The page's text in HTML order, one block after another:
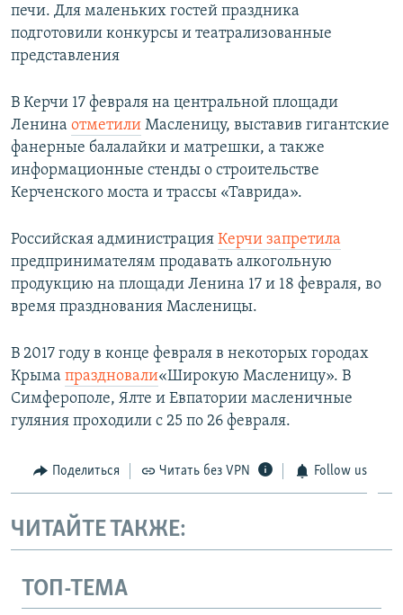
печи. Для маленьких гостей праздника
подготовили конкурсы и театрализованные
представления
В Керчи 17 февраля на центральной площади
Ленина отметили Масленицу, выставив гигантские
фанерные балалайки и матрешки, а также
информационные стенды о строительстве
Керченского моста и трассы «Таврида».
Российская администрация Керчи запретила
предпринимателям продавать алкогольную
продукцию на площади Ленина 17 и 18 февраля, во
время празднования Масленицы.
​В 2017 году в конце февраля в некоторых городах
Крыма праздновали«Широкую Масленицу». В
Симферополе, Ялте и Евпатории масленичные
гуляния проходили с 25 по 26 февраля.
Поделиться Читать без VPN Follow us
ЧИТАЙТЕ ТАКЖЕ:
ТОП-ТЕМА